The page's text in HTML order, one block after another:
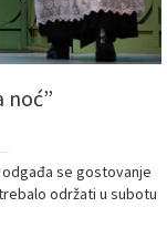
noć”
se gostovanje
održati u subotu